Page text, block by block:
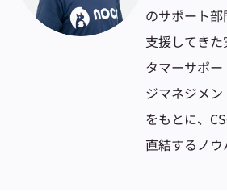
のサポート
支援してき
タマーサポ
ジマネジメ
をもとに、
直結するノウ